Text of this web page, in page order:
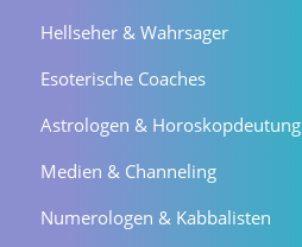
Hellseher & Wahrsager
Esoterische Coaches
Astrologen & Horoskopdeutung
Medien & Channeling
Numerologen & Kabbalisten